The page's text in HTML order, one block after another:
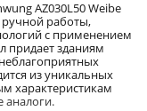
AZ030L50 Weibe
работы,
с применением
придает зданиям
из уникальных
характеристикам
аналоги.